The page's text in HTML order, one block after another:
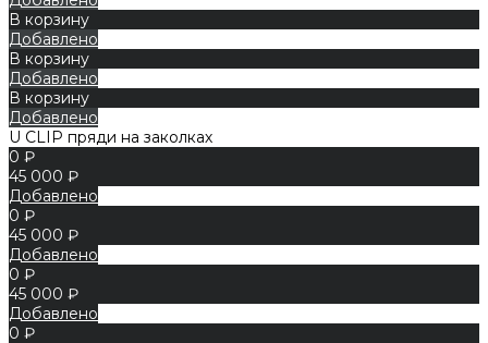
В корзину
Добавлено
В корзину
Добавлено
В корзину
Добавлено
U CLIP пряди на заколках
0 ₽
45 000 ₽
Добавлено
0 ₽
45 000 ₽
Добавлено
0 ₽
45 000 ₽
Добавлено
0 ₽